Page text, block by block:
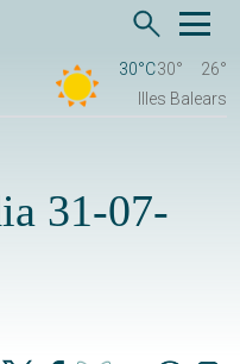
30°C30°
26°
Illes Balears
31-07-